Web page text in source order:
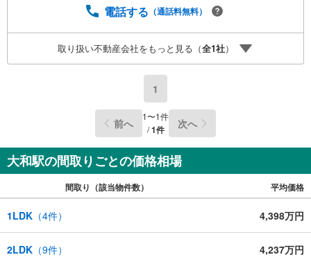
い！【主要不動産流通各社の2025年度中間期の売買仲介実
りたくさんのお客様からのお言葉に感謝してこれからも楽
しく素敵なお家探しをお約束します。お家探しを始めてみ
ようと思われたらまずは、お気軽に東宝ハウス町田に相談
してみませんか？スタッフ一同お客様のお問合せをお待ち
電話する （通話料無料）
取り扱い不動産会社をもっと見る（全1社）
1
前へ 1〜1件
/1件 次へ
大和駅の間取りごとの価格相場
間取り（該当物件数） 平均価格
1LDK （4件） 4,398万円
2LDK （9件） 4,237万円